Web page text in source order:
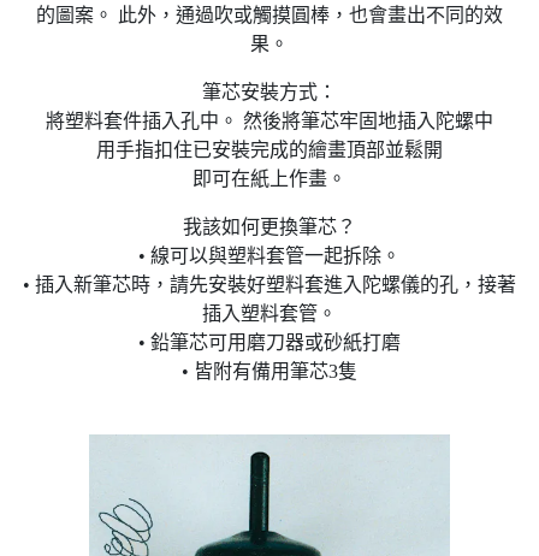
的圖案。 此外，通過吹或觸摸圓棒，也會畫出不同的效
果。
筆芯安裝方式：
將塑料套件插入孔中。 然後將筆芯牢固地插入陀螺中
用手指扣住已安裝完成的繪畫頂部並鬆開
即可在紙上作畫。
我該如何更換筆芯？
• 線可以與塑料套管一起拆除。
• 插入新筆芯時，請先安裝好塑料套進入陀螺儀的孔，接著
插入塑料套管。
• 鉛筆芯可用磨刀器或砂紙打磨
• 皆附有備用筆芯3隻